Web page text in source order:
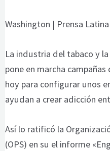
Washington | Prensa Latina
La industria del tabaco y
pone en marcha
hoy para configurar unos
ayudan a crear adicción
Así lo ratificó la
(OPS) en su el informe